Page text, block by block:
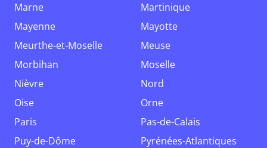
Marne
Martinique
Mayenne
Mayotte
Meurthe-et-Moselle
Meuse
Morbihan
Moselle
Nièvre
Nord
Oise
Orne
Paris
Pas-de-Calais
Puy-de-Dôme
Pyrénées-Atlantiques